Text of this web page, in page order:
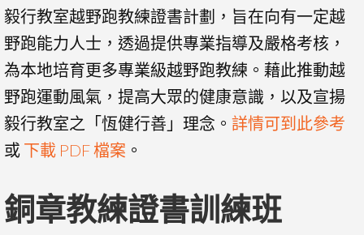
毅行教室越野跑教練證書計劃， 旨在向有一定越
野跑能力人士，透過提供專業指導及嚴格考核 ，
為本地培育更多專業級越野跑教練 。藉此推動越
野跑運動風氣， 提高大眾的健康意識 ，以及宣揚
毅行教室之「恆健行善 」理念。 詳情可到此參考
或 下載 PDF 檔案 。
銅章教練證書訓練班